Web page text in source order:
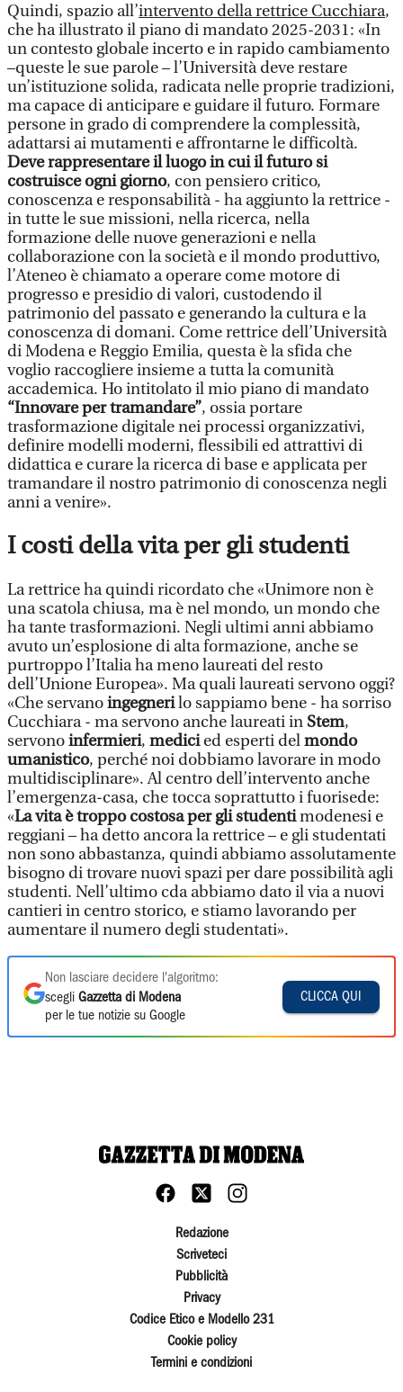
Quindi, spazio all’intervento della rettrice Cucchiara,
che ha illustrato il piano di mandato 2025-2031: «In
un contesto globale incerto e in rapido cambiamento
–queste le sue parole – l’Università deve restare
un’istituzione solida, radicata nelle proprie tradizioni,
ma capace di anticipare e guidare il futuro. Formare
persone in grado di comprendere la complessità,
adattarsi ai mutamenti e affrontarne le difficoltà.
Deve rappresentare il luogo in cui il futuro si
costruisce ogni giorno, con pensiero critico,
conoscenza e responsabilità - ha aggiunto la rettrice -
in tutte le sue missioni, nella ricerca, nella
formazione delle nuove generazioni e nella
collaborazione con la società e il mondo produttivo,
l’Ateneo è chiamato a operare come motore di
progresso e presidio di valori, custodendo il
patrimonio del passato e generando la cultura e la
conoscenza di domani. Come rettrice dell’Università
di Modena e Reggio Emilia, questa è la sfida che
voglio raccogliere insieme a tutta la comunità
accademica. Ho intitolato il mio piano di mandato
“Innovare per tramandare”, ossia portare
trasformazione digitale nei processi organizzativi,
definire modelli moderni, flessibili ed attrattivi di
didattica e curare la ricerca di base e applicata per
tramandare il nostro patrimonio di conoscenza negli
anni a venire».
I costi della vita per gli studenti
La rettrice ha quindi ricordato che «Unimore non è
una scatola chiusa, ma è nel mondo, un mondo che
ha tante trasformazioni. Negli ultimi anni abbiamo
avuto un’esplosione di alta formazione, anche se
purtroppo l’Italia ha meno laureati del resto
dell’Unione Europea». Ma quali laureati servono oggi?
«Che servanoingegnerilo sappiamo bene - ha sorriso
Cucchiara - ma servono anche laureati in Stem,
servonoinfermieri, medicied esperti delmondo
umanistico, perché noi dobbiamo lavorare in modo
multidisciplinare». Al centro dell’intervento anche
l’emergenza-casa, che tocca soprattutto i fuorisede:
«La vita è troppo costosa per gli studentimodenesi e
reggiani – ha detto ancora la rettrice – e gli studentati
non sono abbastanza, quindi abbiamo assolutamente
bisogno di trovare nuovi spazi per dare possibilità agli
studenti. Nell’ultimo cda abbiamo dato il via a nuovi
cantieri in centro storico, e stiamo lavorando per
aumentare il numero degli studentati».
Non lasciare decidere l'algoritmo:
scegli Gazzetta di Modena
per le tue notizie su Google
CLICCA QUI
Redazione
Scriveteci
Pubblicità
Privacy
Codice Etico e Modello 231
Cookie policy
Termini e condizioni